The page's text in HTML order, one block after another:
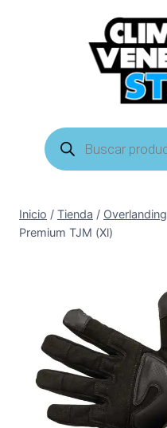
Búsqueda
de
productos
Inicio / Tienda / Overlanding
Premium TJM (Xl)